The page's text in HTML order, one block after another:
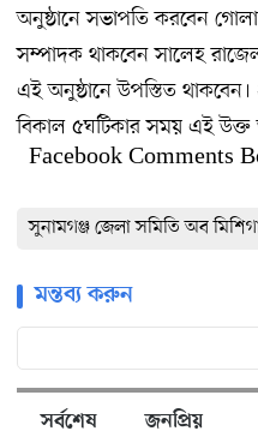
অনুষ্ঠানে সভাপতি করবেন
সম্পাদক থাকবেন সালেহ
এই অনুষ্ঠানে উপস্তিত
বিকাল ৫ঘটিকার সময় এই উক্ত
Facebook Comments
সুনামগঞ্জ জেলা সমিতি অব
মন্তব্য করুন
সর্বশেষ জনপ্রিয়